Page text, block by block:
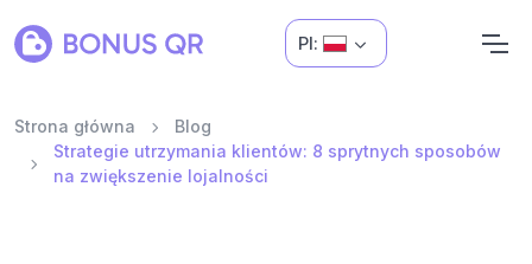
Pl:
Strona główna
Blog
Strategie utrzymania klientów: 8 sprytnych sposobów
na zwiększenie lojalności